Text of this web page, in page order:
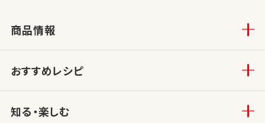
商品情報
おすすめレシピ
知る・楽しむ